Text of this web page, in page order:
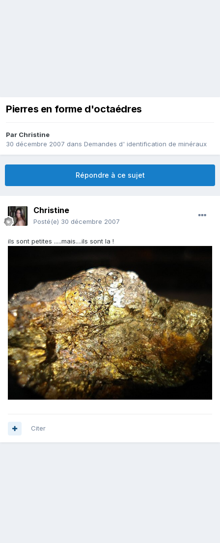
Pierres en forme d'octaédres
Par Christine
30 décembre 2007 dans Demandes d' identification de minéraux
Répondre à ce sujet
Christine
Posté(e) 30 décembre 2007
ils sont petites .....mais....ils sont la !
Citer